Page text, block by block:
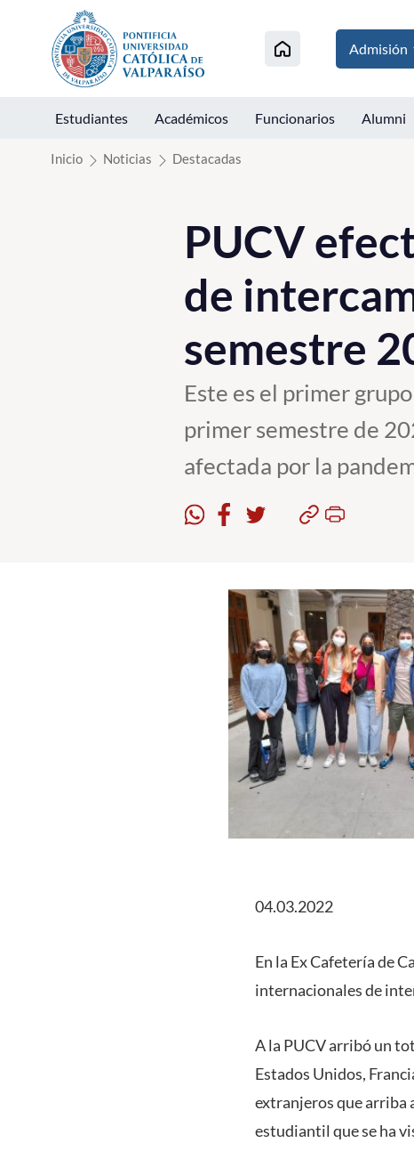
Click acá para ir directamente al contenido
Admisión
Estudiantes Académicos Funcionarios Alumni
Inicio Noticias Destacadas
PUCV
de
semestre
Este es el primer
primer semestre de
afectada por la
04.03.2022
En la Ex Cafetería de
internacionales de
A la PUCV arribó un
Estados Unidos,
extranjeros que arriba
estudiantil que se ha